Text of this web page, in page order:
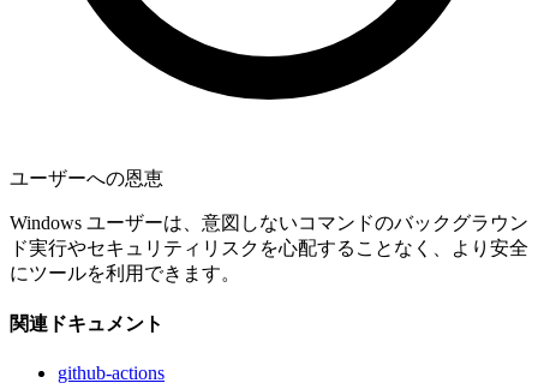
ユーザーへの恩恵
Windows ユーザーは、意図しないコマンドのバックグラウン
ド実行やセキュリティリスクを心配することなく、より安全
にツールを利用できます。
関連ドキュメント
github-actions